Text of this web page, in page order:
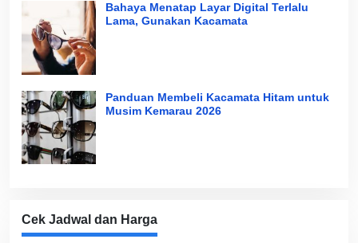
Bahaya Menatap Layar Digital Terlalu
Lama, Gunakan Kacamata
Panduan Membeli Kacamata Hitam untuk
Musim Kemarau 2026
Cek Jadwal dan Harga